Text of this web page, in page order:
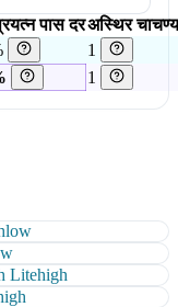
पास दरअस्थिर
1
1
low
Litehigh